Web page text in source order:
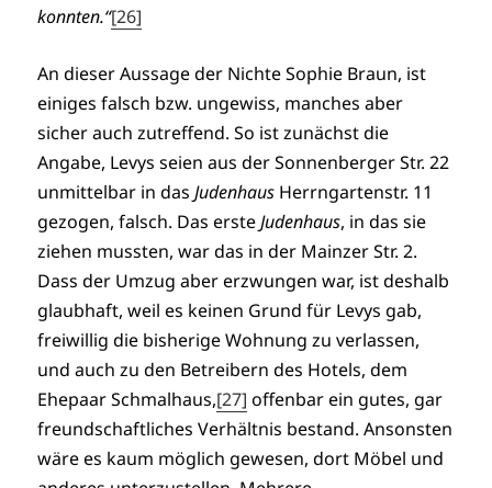
konnten.“[26]
An dieser Aussage der Nichte Sophie Braun, ist
einiges falsch bzw. ungewiss, manches aber
sicher auch zutreffend. So ist zunächst die
Angabe, Levys seien aus der Sonnenberger Str. 22
unmittelbar in dasJudenhaus Herrngartenstr. 11
gezogen, falsch. Das ersteJudenhaus, in das sie
ziehen mussten, war das in der Mainzer Str. 2.
Dass der Umzug aber erzwungen war, ist deshalb
glaubhaft, weil es keinen Grund für Levys gab,
freiwillig die bisherige Wohnung zu verlassen,
und auch zu den Betreibern des Hotels, dem
Ehepaar Schmalhaus,[27] offenbar ein gutes, gar
freundschaftliches Verhältnis bestand. Ansonsten
wäre es kaum möglich gewesen, dort Möbel und